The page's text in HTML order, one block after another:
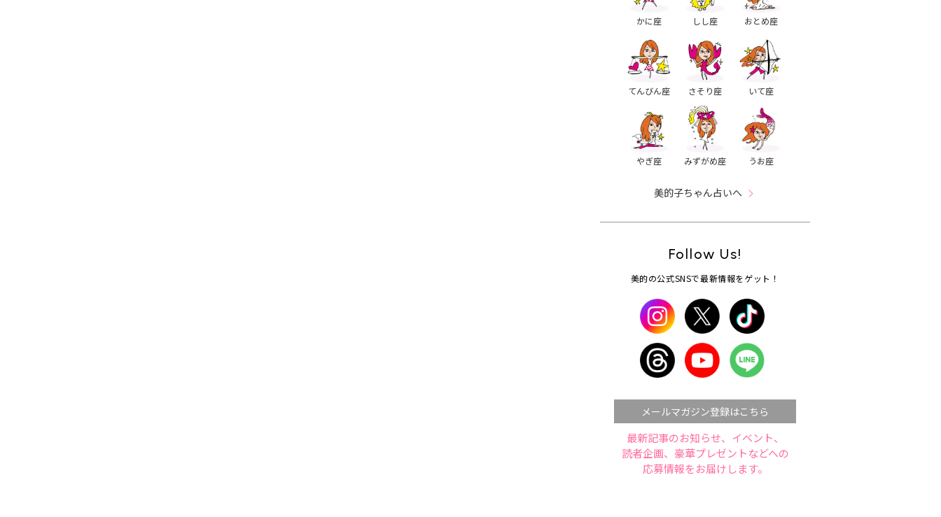
かに座 しし座 おとめ座
てんびん座 さそり座 いて座
やぎ座 みずがめ座 うお座
美的子ちゃん占いへ
Follow Us!
美的の公式SNSで最新情報をゲット！
メールマガジン登録はこちら
最新記事のお知らせ、イベント、
読者企画、豪華プレゼントなどへの
応募情報をお届けします。